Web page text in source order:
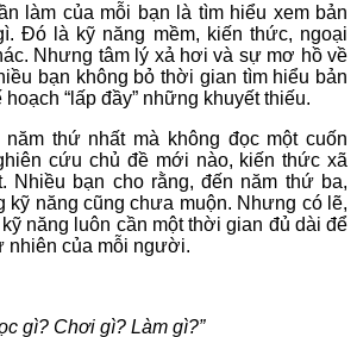
làm của mỗi bạn là tìm hiểu xem bản
Đó là kỹ năng mềm, kiến thức, ngoại
Nhưng tâm lý xả hơi và sự mơ hồ về
bạn không bỏ thời gian tìm hiểu bản
“lấp đầy” những khuyết thiếu.
thứ nhất mà không đọc một cuốn
cứu chủ đề mới nào, kiến thức xã
Nhiều bạn cho rằng, đến năm thứ ba,
kỹ năng cũng chưa muộn. Nhưng có lẽ,
năng luôn cần một thời gian đủ dài để
nhiên của mỗi người.
gì? Chơi gì? Làm gì?”